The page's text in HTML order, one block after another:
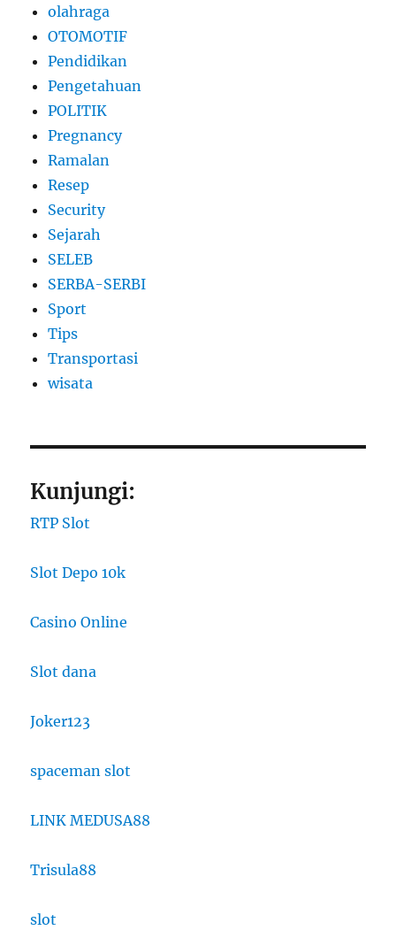
olahraga
OTOMOTIF
Pendidikan
Pengetahuan
POLITIK
Pregnancy
Ramalan
Resep
Security
Sejarah
SELEB
SERBA-SERBI
Sport
Tips
Transportasi
wisata
Kunjungi:
RTP Slot
Slot Depo 10k
Casino Online
Slot dana
Joker123
spaceman slot
LINK MEDUSA88
Trisula88
slot